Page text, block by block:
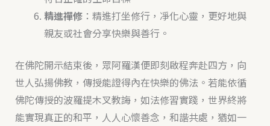
精進禪修：精進打坐修行，凈化心靈，更好地與
親友或社會分享快樂與善行。
在佛陀開示結束後，眾阿羅漢便即刻啟程奔赴四方，向
世人弘揚佛教，傳授能證得內在快樂的佛法。若能依循
佛陀傳授的波羅提木叉教誨，如法修習實踐，世界終將
能實現真正的和平，人人心懷善念，和諧共處，猶如一